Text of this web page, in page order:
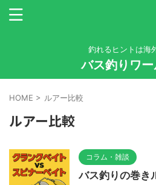
釣れるヒントは海
バス釣りワ
HOME > ルアー比較
ルアー比較
コラム・雑談
バス釣りの巻き